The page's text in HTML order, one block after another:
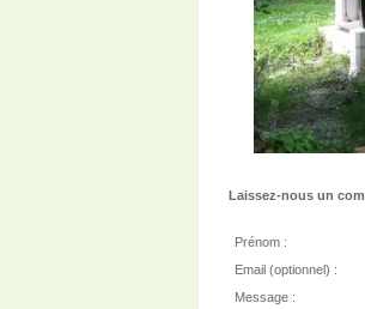
Laissez-nous un
Prénom :
Email (optionnel) :
Message :